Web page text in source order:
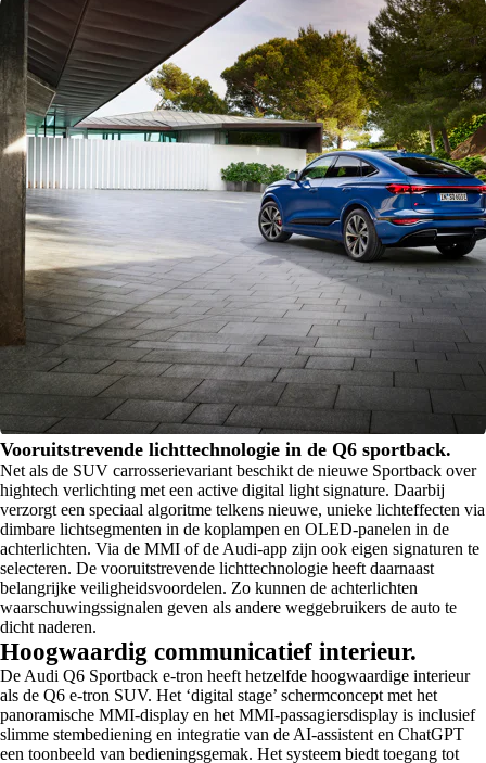
Vooruitstrevende lichttechnologie in de Q6 sportback.
Net als de SUV carrosserievariant beschikt de nieuwe Sportback over
hightech verlichting met een active digital light signature. Daarbij
verzorgt een speciaal algoritme telkens nieuwe, unieke lichteffecten via
dimbare lichtsegmenten in de koplampen en OLED-panelen in de
achterlichten. Via de MMI of de Audi-app zijn ook eigen signaturen te
selecteren. De vooruitstrevende lichttechnologie heeft daarnaast
belangrijke veiligheidsvoordelen. Zo kunnen de achterlichten
waarschuwingssignalen geven als andere weggebruikers de auto te
dicht naderen.
Hoogwaardig communicatief interieur.
De Audi Q6 Sportback e-tron heeft hetzelfde hoogwaardige interieur
als de Q6 e-tron SUV. Het ‘digital stage’ schermconcept met het
panoramische MMI-display en het MMI-passagiersdisplay is inclusief
slimme stembediening en integratie van de AI-assistent en ChatGPT
een toonbeeld van bedieningsgemak. Het systeem biedt toegang tot